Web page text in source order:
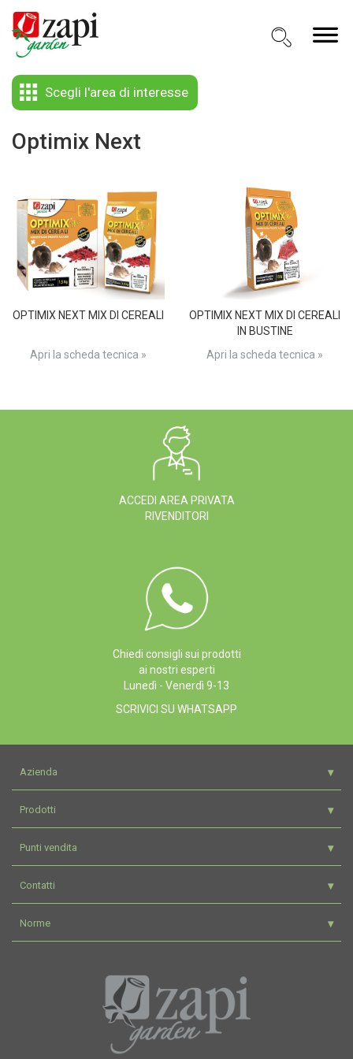
Scegli l'area di interesse
Optimix Next
OPTIMIX NEXT MIX DI CEREALI
Apri la scheda tecnica »
OPTIMIX NEXT MIX DI CEREALI
IN BUSTINE
Apri la scheda tecnica »
ACCEDI AREA PRIVATA
RIVENDITORI
Chiedi consigli sui prodotti
ai nostri esperti
Lunedì - Venerdì 9-13
SCRIVICI SU WHATSAPP
Azienda
Prodotti
Punti vendita
Contatti
Norme